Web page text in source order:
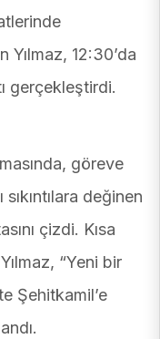
12:30’da
gerçekleştirdi.
göreve
değinen
çizdi. Kısa
“Yeni bir
Şehitkamil’e